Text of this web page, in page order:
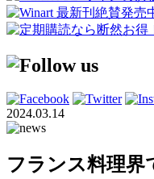
2024.03.14
フランス料理界